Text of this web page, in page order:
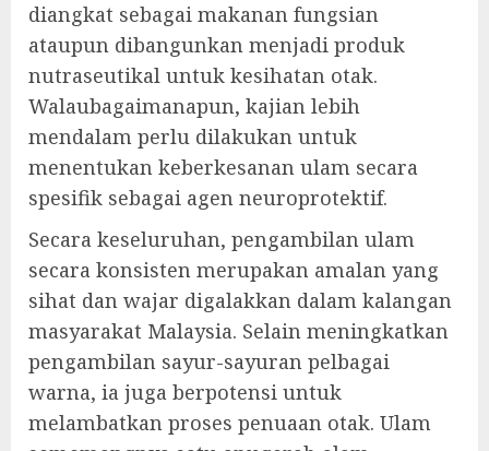
diangkat sebagai makanan fungsian
ataupun dibangunkan menjadi produk
nutraseutikal untuk kesihatan otak.
Walaubagaimanapun, kajian lebih
mendalam perlu dilakukan untuk
menentukan keberkesanan ulam secara
spesifik sebagai agen neuroprotektif.
Secara keseluruhan, pengambilan ulam
secara konsisten merupakan amalan yang
sihat dan wajar digalakkan dalam kalangan
masyarakat Malaysia. Selain meningkatkan
pengambilan sayur-sayuran pelbagai
warna, ia juga berpotensi untuk
melambatkan proses penuaan otak. Ulam